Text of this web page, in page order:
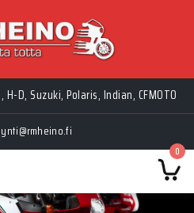
D, Suzuki, Polaris, Indian, CFMOTO
0